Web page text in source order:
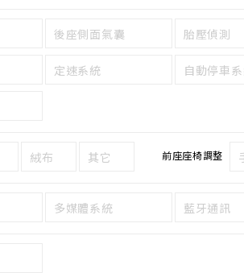
後座側面氣囊 胎壓偵測
定速系統 自動停車
絨布 其它 前座座椅調整
多媒體系統 藍牙通訊